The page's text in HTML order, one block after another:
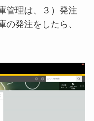
管理は、３）発注
の発注をしたら、